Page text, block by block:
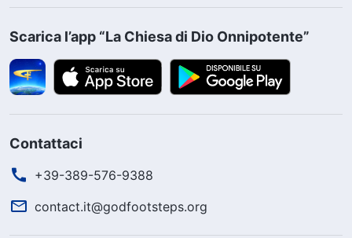
Scarica l’app “La Chiesa di Dio Onnipotente”
Contattaci
+39-389-576-9388
contact.it@godfootsteps.org